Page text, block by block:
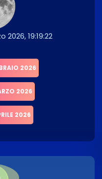
19:19:22
2026
2026
2026